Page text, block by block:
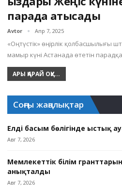
парадқа қатысады
Avtor Апр 7, 2025
«Оңтүстік» өңірлік қолбасшылығы
мамыр күні Астанада өтетін
АРЫ ҚАРАЙ ОҚУ...
Соңғы жаңалықтар
Елдің басым бөлігінде ыстық
Авг 7, 2026
Мемлекеттік білім
анықталды
Авг 7, 2026